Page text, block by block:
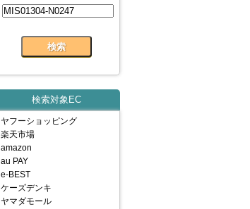
検索対象EC
ヤフーショッピング
楽天市場
amazon
au PAY
e-BEST
ケーズデンキ
ヤマダモール